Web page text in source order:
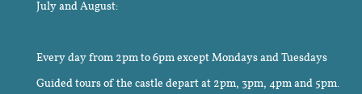
July and August:
Every day from 2pm to 6pm except Mondays and Tuesdays
Guided tours of the castle depart at 2pm, 3pm, 4pm and 5pm.